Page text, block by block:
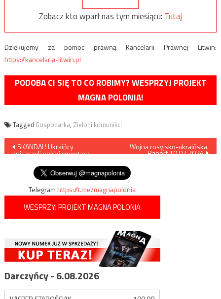
Zobacz kto wparł nas tym miesiącu: Tutaj
Dziękujemy za pomoc prawną Kancelarii Prawnej Litwin:
https://kancelaria-litwin.pl
PODOBA CI SIĘ TO CO ROBIMY? WESPRZYJ PROJEKT
MAGNA POLONIA!
Tagged Gospodarka, Zieloni komuniści
Nawigacja
wpisu
SKANDAL! Ukraińcy
zniszczyli polski cmentarz
Wojna rosyjsko-ukraińska.
Raport 10.02.2024
Telegramhttps://t.me/magnapolonia
WESPRZYJ PROJEKT MAGNA POLONIA
Darczyńcy - 6.08.2026